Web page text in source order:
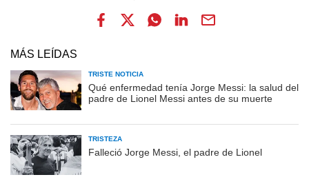
MÁS LEÍDAS
TRISTE NOTICIA
Qué enfermedad tenía Jorge Messi: la salud del
padre de Lionel Messi antes de su muerte
TRISTEZA
Falleció Jorge Messi, el padre de Lionel